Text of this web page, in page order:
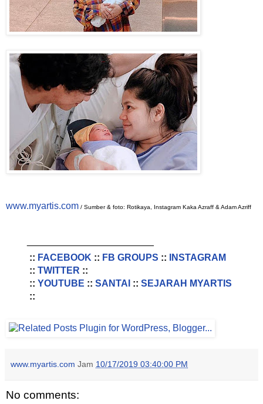
www.myartis.com / Sumber & foto: Rotikaya, Instagram Kaka Azraff & Adam Azriff
:: FACEBOOK:: FB GROUPS ::
INSTAGRAM
:: TWITTER ::
:: YOUTUBE :: SANTAI :: SEJARAH MYARTIS
::
www.myartis.com Jam 10/17/2019 03:40:00 PM
No comments: